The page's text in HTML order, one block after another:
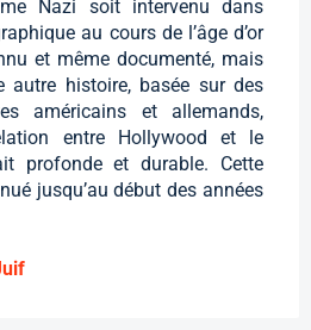
Nazi soit intervenu dans
au cours de l’âge d’or
et même documenté, mais
autre histoire, basée sur des
américains et allemands,
entre Hollywood et le
profonde et durable. Cette
jusqu’au début des années